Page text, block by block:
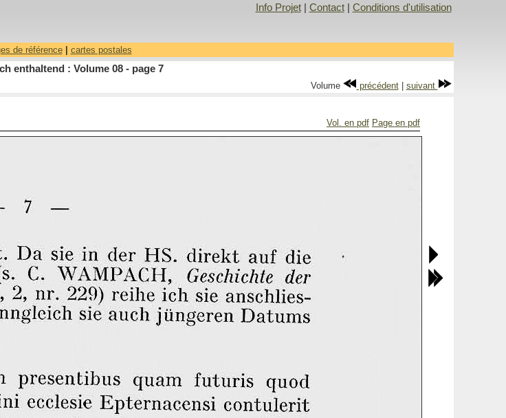
Info Projet| Contact| Conditions d'utilisation
de référence| cartes postales
enthaltend : Volume 08 - page 7
Volume précédent| suivant
Vol. en pdf Page en pdf